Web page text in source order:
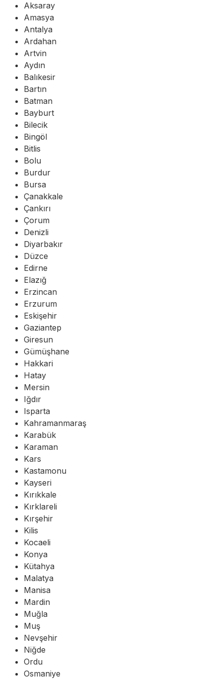
Aksaray
Amasya
Antalya
Ardahan
Artvin
Aydın
Balıkesir
Bartın
Batman
Bayburt
Bilecik
Bingöl
Bitlis
Bolu
Burdur
Bursa
Çanakkale
Çankırı
Çorum
Denizli
Diyarbakır
Düzce
Edirne
Elazığ
Erzincan
Erzurum
Eskişehir
Gaziantep
Giresun
Gümüşhane
Hakkari
Hatay
Mersin
Iğdır
Isparta
Kahramanmaraş
Karabük
Karaman
Kars
Kastamonu
Kayseri
Kırıkkale
Kırklareli
Kırşehir
Kilis
Kocaeli
Konya
Kütahya
Malatya
Manisa
Mardin
Muğla
Muş
Nevşehir
Niğde
Ordu
Osmaniye